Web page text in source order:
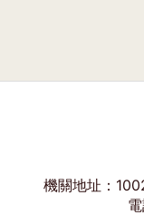
機關地址：